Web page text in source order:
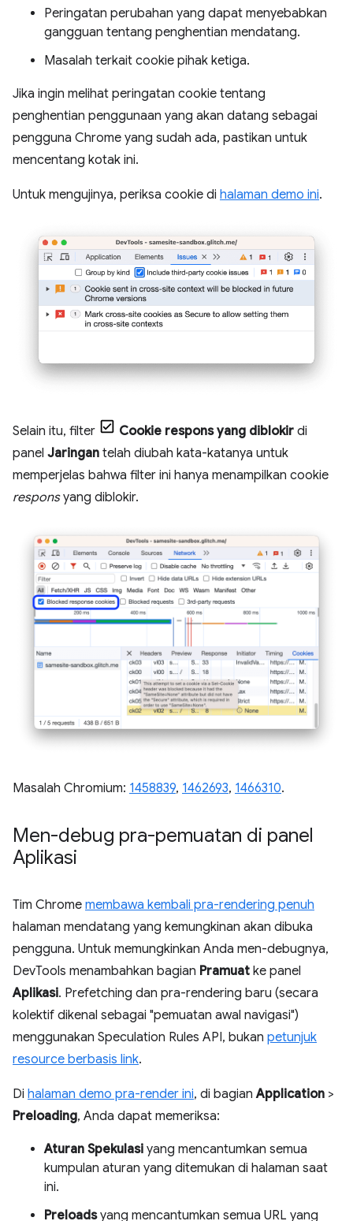
Peringatan perubahan yang dapat menyebabkan
gangguan tentang penghentian mendatang.
Masalah terkait cookie pihak ketiga.
Jika ingin melihat peringatan cookie tentang
penghentian penggunaan yang akan datang sebagai
pengguna Chrome yang sudah ada, pastikan untuk
mencentang kotak ini.
Untuk mengujinya, periksa cookie di halaman demo ini.
Selain itu, filter Cookie respons yang diblokir di
panel Jaringan telah diubah kata-katanya untuk
memperjelas bahwa filter ini hanya menampilkan cookie
responsyang diblokir.
Masalah Chromium: 1458839, 1462693, 1466310.
Men-debug pra-pemuatan di panel
Aplikasi
Tim Chrome membawa kembali pra-rendering penuh
halaman mendatang yang kemungkinan akan dibuka
pengguna. Untuk memungkinkan Anda men-debugnya,
DevTools menambahkan bagian Pramuat ke panel
Aplikasi. Prefetching dan pra-rendering baru (secara
kolektif dikenal sebagai "pemuatan awal navigasi")
menggunakan Speculation Rules API, bukan petunjuk
resource berbasis link.
Di halaman demo pra-render ini, di bagianApplication >
Preloading, Anda dapat memeriksa:
Aturan Spekulasi yang mencantumkan semua
kumpulan aturan yang ditemukan di halaman saat
ini.
Preloadsyang mencantumkan semua URL yang